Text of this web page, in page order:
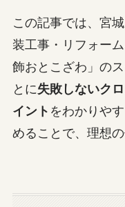
この記事では、宮
装工事・リフォー
飾おとこざわ」の
とに失敗しないク
イント をわかりや
めることで、理想